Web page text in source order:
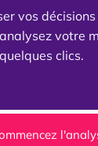
vos décisions
votre
clics.